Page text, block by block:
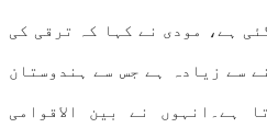
گئی ہے، مودی نے کہا کہ ترقی کی
سے زیادہ ہے جس سے ہندوستان
ہے۔انہوں نے بین الاقوامی